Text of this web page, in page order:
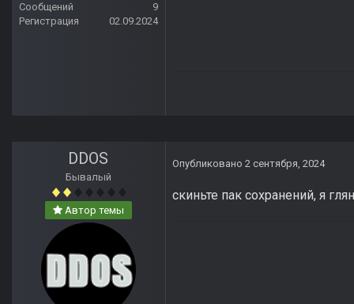
Сообщений
9
Регистрация
02.09.2024
DDOS
Бывалый
Автор темы
Опубликовано 2 сентября, 2024
скиньте пак сохранений, я